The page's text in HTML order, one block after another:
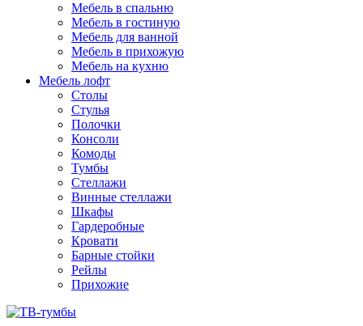
Мебель в спальню
Мебель в гостиную
Мебель для ванной
Мебель в прихожую
Мебель на кухню
Мебель лофт
Столы
Стулья
Полочки
Консоли
Комоды
Тумбы
Стеллажи
Винные стеллажи
Шкафы
Гардеробные
Кровати
Барные стойки
Рейлы
Прихожие